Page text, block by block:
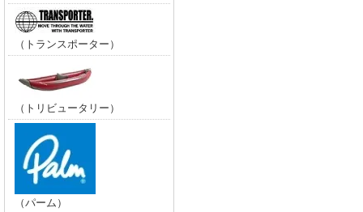
（トランスポーター）
（トリビュータリー）
（パーム）